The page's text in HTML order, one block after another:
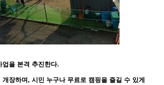
을 본격 추진한다.
장하며, 시민 누구나 무료로 캠핑을 즐길 수 있게